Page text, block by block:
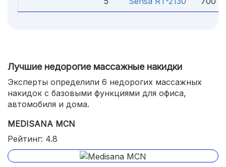
Лучшие недорогие массажные накидки
Эксперты определили 6 недорогих массажных
накидок с базовыми функциями для офиса,
автомобиля и дома.
MEDISANA MCN
Рейтинг: 4.8